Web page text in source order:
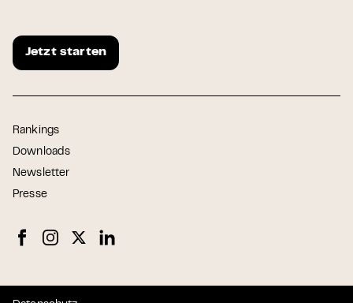
Jetzt starten
Rankings
Downloads
Newsletter
Presse